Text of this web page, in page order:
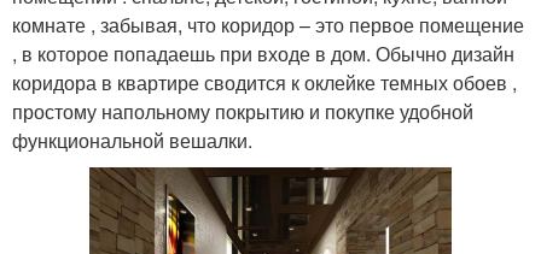
комнате , забывая, что коридор – это первое помещение
, в которое попадаешь при входе в дом. Обычно дизайн
коридора в квартире сводится к оклейке темных обоев ,
простому напольному покрытию и покупке удобной
функциональной вешалки.